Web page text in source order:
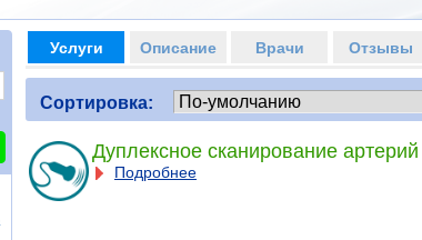
Услуги Описание Врачи Отзывы
Сортировка:
Дуплексное сканирование
Подробнее